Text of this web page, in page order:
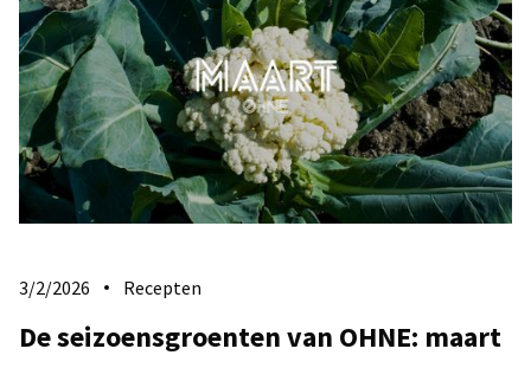
3/2/2026 Recepten
De seizoensgroenten van OHNE: maart